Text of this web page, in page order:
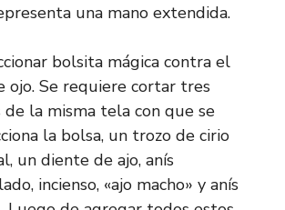
una mano extendida.
bolsita mágica contra el
ojo. Se requiere cortar tres
de la misma tela con que se
la bolsa, un trozo de cirio
un diente de ajo, anís
incienso, «ajo macho» y anís